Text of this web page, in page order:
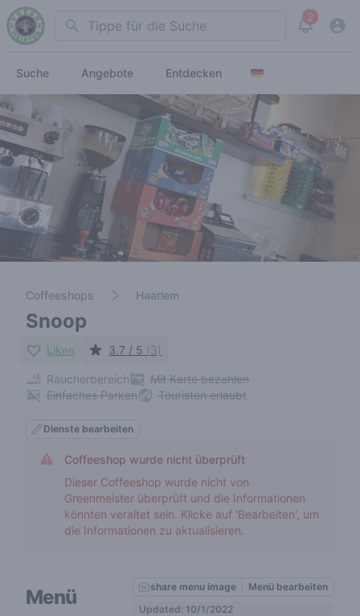
Search 2
View
Suche Angebote Entdecken
Coffeeshops Haarlem
Snoop
Liken 3.7 / 5 (3)
Raucherbereich
Mit Karte bezahlen
Einfaches Parken
Touristen erlaubt
Dienste bearbeiten
Coffeeshop wurde nicht überprüft
Dieser Coffeeshop wurde nicht von
Greenmeister überprüft und die Informationen
könnten veraltet sein. Klicke auf 'Bearbeiten', um
die Informationen zu aktualisieren.
Menü share menu image
Menü bearbeiten
Updated: 10/1/2022